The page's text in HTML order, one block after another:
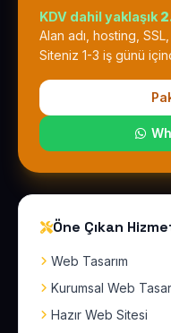
KDV dahil yaklaşık
Alan adı, hosting,
Siteniz 1-3 iş günü
Öne Çıkan
Web Tasarım
Kurumsal Web
Hazır Web Sitesi